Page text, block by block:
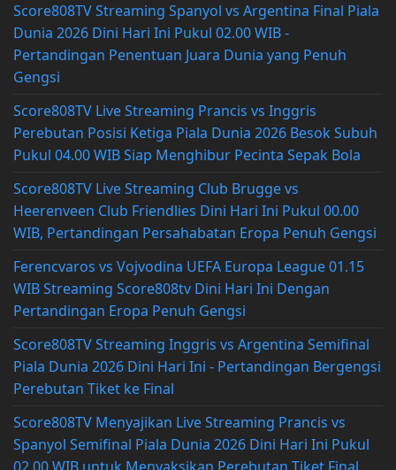
Score808TV Streaming Spanyol vs Argentina Final Piala
Dunia 2026 Dini Hari Ini Pukul 02.00 WIB -
Pertandingan Penentuan Juara Dunia yang Penuh
Gengsi
Score808TV Live Streaming Prancis vs Inggris
Perebutan Posisi Ketiga Piala Dunia 2026 Besok Subuh
Pukul 04.00 WIB Siap Menghibur Pecinta Sepak Bola
Score808TV Live Streaming Club Brugge vs
Heerenveen Club Friendlies Dini Hari Ini Pukul 00.00
WIB, Pertandingan Persahabatan Eropa Penuh Gengsi
Ferencvaros vs Vojvodina UEFA Europa League 01.15
WIB Streaming Score808tv Dini Hari Ini Dengan
Pertandingan Eropa Penuh Gengsi
Score808TV Streaming Inggris vs Argentina Semifinal
Piala Dunia 2026 Dini Hari Ini - Pertandingan Bergengsi
Perebutan Tiket ke Final
Score808TV Menyajikan Live Streaming Prancis vs
Spanyol Semifinal Piala Dunia 2026 Dini Hari Ini Pukul